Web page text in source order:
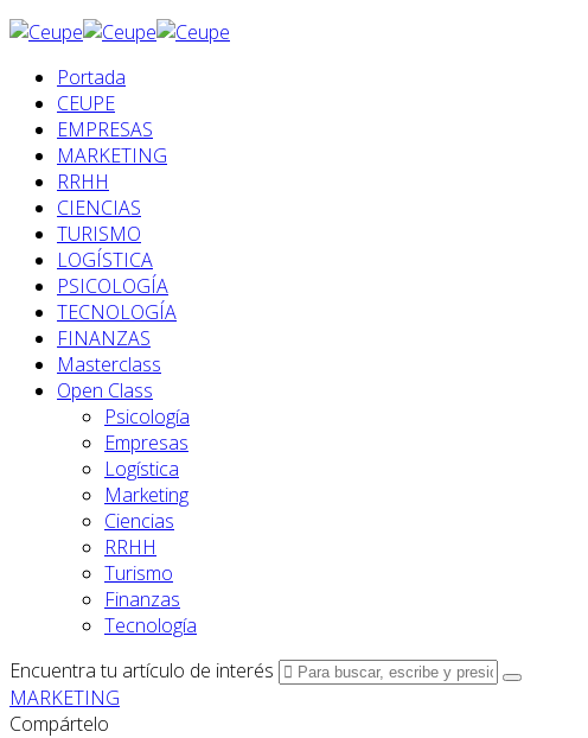
Portada
CEUPE
EMPRESAS
MARKETING
RRHH
CIENCIAS
TURISMO
LOGÍSTICA
PSICOLOGÍA
TECNOLOGÍA
FINANZAS
Masterclass
Open Class
Psicología
Empresas
Logística
Marketing
Ciencias
RRHH
Turismo
Finanzas
Tecnología
Encuentra tu artículo de interés
MARKETING
Compártelo